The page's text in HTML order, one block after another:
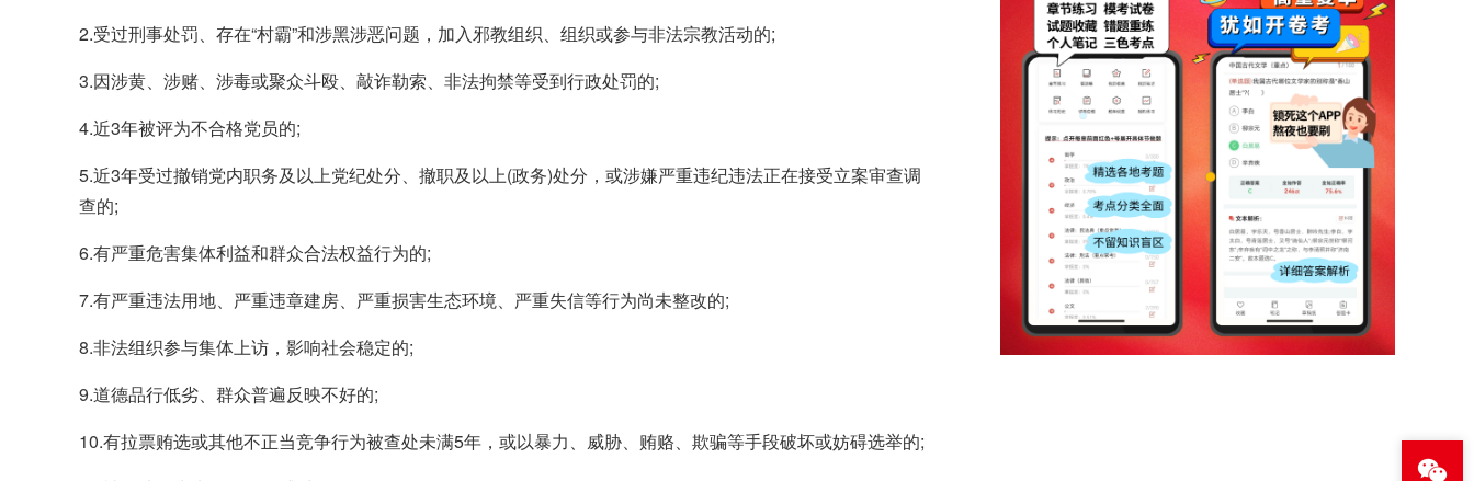
2.受过刑事处罚、存在“村霸”和涉黑涉恶问题，加入邪教组织、组织或参与非法宗教活动的;
3.因涉黄、涉赌、涉毒或聚众斗殴、敲诈勒索、非法拘禁等受到行政处罚的;
4.近3年被评为不合格党员的;
5.近3年受过撤销党内职务及以上党纪处分、撤职及以上(政务)处分，或涉嫌严重违纪违法正在接受立案审查调
查的;
6.有严重危害集体利益和群众合法权益行为的;
7.有严重违法用地、严重违章建房、严重损害生态环境、严重失信等行为尚未整改的;
8.非法组织参与集体上访，影响社会稳定的;
9.道德品行低劣、群众普遍反映不好的;
10.有拉票贿选或其他不正当竞争行为被查处未满5年，或以暴力、威胁、贿赂、欺骗等手段破坏或妨碍选举的;